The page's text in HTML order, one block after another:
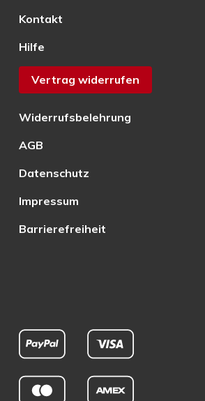
Kontakt
Hilfe
Vertrag widerrufen
Widerrufsbelehrung
AGB
Datenschutz
Impressum
Barrierefreiheit